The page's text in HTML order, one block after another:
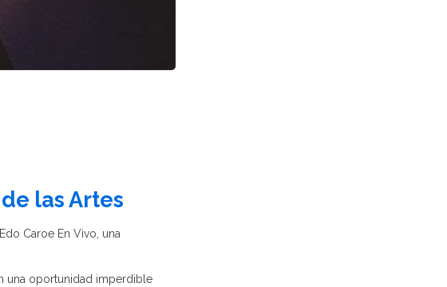
las Artes
Caroe En Vivo, una
una oportunidad imperdible